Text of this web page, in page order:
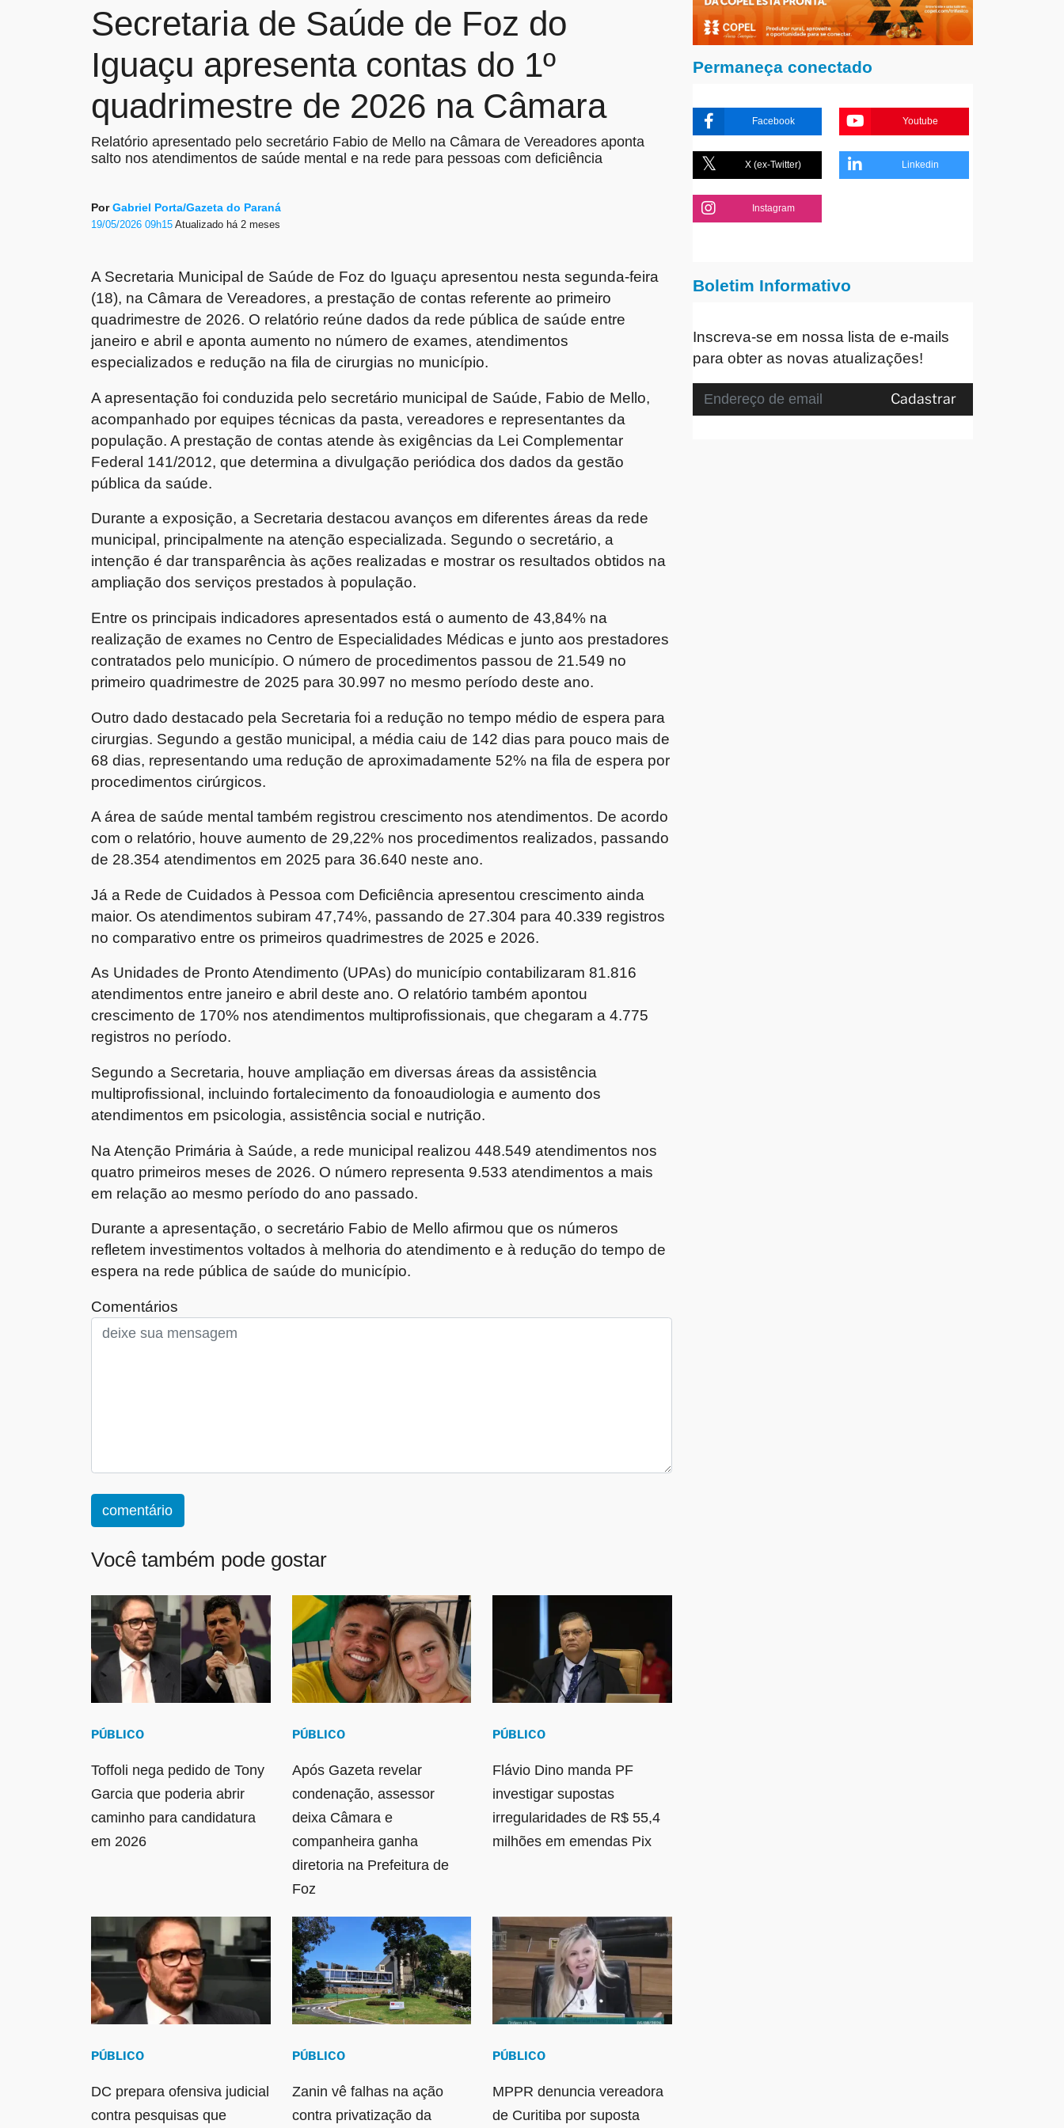
Secretaria de Saúde de Foz do
Iguaçu apresenta contas do 1º
quadrimestre de 2026 na Câmara
Relatório apresentado pelo secretário Fabio de Mello na Câmara de Vereadores aponta
salto nos atendimentos de saúde mental e na rede para pessoas com deficiência
PorGabriel Porta/Gazeta do Paraná
19/05/2026 09h15Atualizado há 2 meses
A Secretaria Municipal de Saúde de Foz do Iguaçu apresentou nesta segunda-feira
(18), na Câmara de Vereadores, a prestação de contas referente ao primeiro
quadrimestre de 2026. O relatório reúne dados da rede pública de saúde entre
janeiro e abril e aponta aumento no número de exames, atendimentos
especializados e redução na fila de cirurgias no município.
A apresentação foi conduzida pelo secretário municipal de Saúde, Fabio de Mello,
acompanhado por equipes técnicas da pasta, vereadores e representantes da
população. A prestação de contas atende às exigências da Lei Complementar
Federal 141/2012, que determina a divulgação periódica dos dados da gestão
pública da saúde.
Durante a exposição, a Secretaria destacou avanços em diferentes áreas da rede
municipal, principalmente na atenção especializada. Segundo o secretário, a
intenção é dar transparência às ações realizadas e mostrar os resultados obtidos na
ampliação dos serviços prestados à população.
Entre os principais indicadores apresentados está o aumento de 43,84% na
realização de exames no Centro de Especialidades Médicas e junto aos prestadores
contratados pelo município. O número de procedimentos passou de 21.549 no
primeiro quadrimestre de 2025 para 30.997 no mesmo período deste ano.
Outro dado destacado pela Secretaria foi a redução no tempo médio de espera para
cirurgias. Segundo a gestão municipal, a média caiu de 142 dias para pouco mais de
68 dias, representando uma redução de aproximadamente 52% na fila de espera por
procedimentos cirúrgicos.
A área de saúde mental também registrou crescimento nos atendimentos. De acordo
com o relatório, houve aumento de 29,22% nos procedimentos realizados, passando
de 28.354 atendimentos em 2025 para 36.640 neste ano.
Já a Rede de Cuidados à Pessoa com Deficiência apresentou crescimento ainda
maior. Os atendimentos subiram 47,74%, passando de 27.304 para 40.339 registros
no comparativo entre os primeiros quadrimestres de 2025 e 2026.
As Unidades de Pronto Atendimento (UPAs) do município contabilizaram 81.816
atendimentos entre janeiro e abril deste ano. O relatório também apontou
crescimento de 170% nos atendimentos multiprofissionais, que chegaram a 4.775
registros no período.
Segundo a Secretaria, houve ampliação em diversas áreas da assistência
multiprofissional, incluindo fortalecimento da fonoaudiologia e aumento dos
atendimentos em psicologia, assistência social e nutrição.
Na Atenção Primária à Saúde, a rede municipal realizou 448.549 atendimentos nos
quatro primeiros meses de 2026. O número representa 9.533 atendimentos a mais
em relação ao mesmo período do ano passado.
Durante a apresentação, o secretário Fabio de Mello afirmou que os números
refletem investimentos voltados à melhoria do atendimento e à redução do tempo de
espera na rede pública de saúde do município.
Comentários
comentário
Você também pode gostar
PÚBLICO
Toffoli nega pedido de Tony
Garcia que poderia abrir
caminho para candidatura
em 2026
PÚBLICO
Após Gazeta revelar
condenação, assessor
deixa Câmara e
companheira ganha
diretoria na Prefeitura de
Foz
PÚBLICO
Flávio Dino manda PF
investigar supostas
irregularidades de R$ 55,4
milhões em emendas Pix
PÚBLICO
DC prepara ofensiva judicial
contra pesquisas que
PÚBLICO
Zanin vê falhas na ação
contra privatização da
PÚBLICO
MPPR denuncia vereadora
de Curitiba por suposta
Permaneça conectado
Facebook Youtube
X (ex-Twitter) Linkedin
Instagram
Boletim Informativo
Inscreva-se em nossa lista de e-mails
para obter as novas atualizações!
Cadastrar